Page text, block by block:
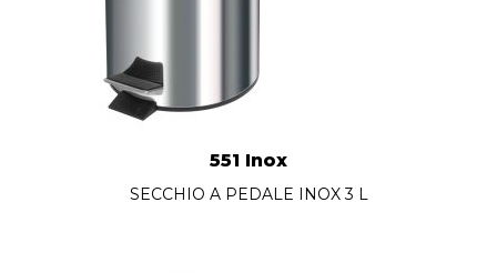
551 Inox
SECCHIO A PEDALE INOX 3 L